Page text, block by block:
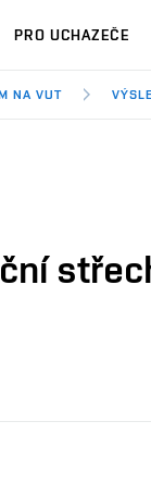
PRO UCHAZEČE
NA VUT